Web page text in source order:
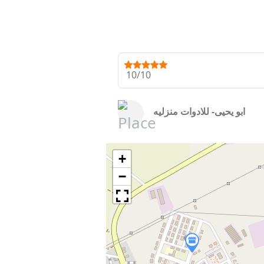
10/10
ابو يحيى- للادوات منزليه
+
−